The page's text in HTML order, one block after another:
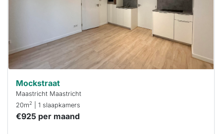
Mockstraat
Maastricht Maastricht
20m2 | 1 slaapkamers
€925 per maand